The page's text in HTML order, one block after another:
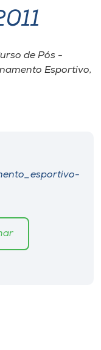
de Pós -
Esportivo,